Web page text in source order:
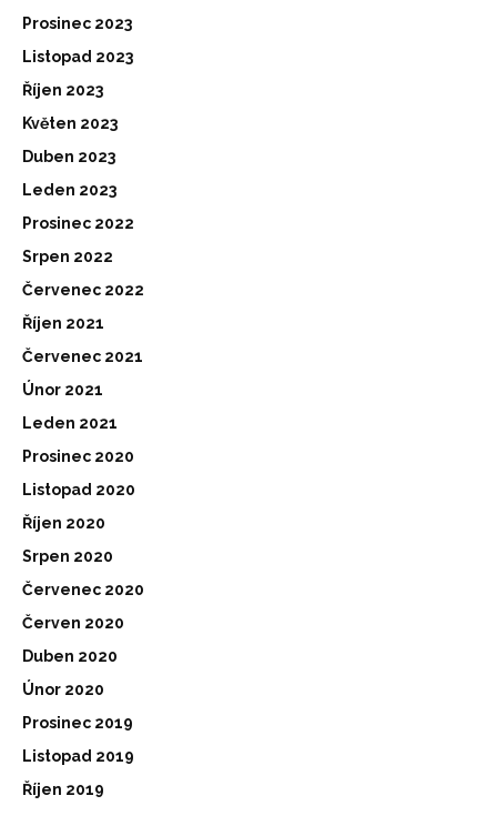
Prosinec 2023
Listopad 2023
Říjen 2023
Květen 2023
Duben 2023
Leden 2023
Prosinec 2022
Srpen 2022
Červenec 2022
Říjen 2021
Červenec 2021
Únor 2021
Leden 2021
Prosinec 2020
Listopad 2020
Říjen 2020
Srpen 2020
Červenec 2020
Červen 2020
Duben 2020
Únor 2020
Prosinec 2019
Listopad 2019
Říjen 2019